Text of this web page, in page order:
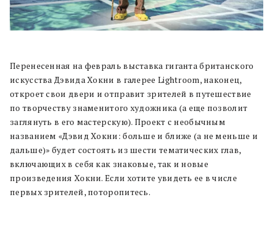
Перенесенная на февраль выставка гиганта британского
искусства Дэвида Хокни в галерее Lightroom, наконец,
откроет свои двери и отправит зрителей в путешествие
по творчеству знаменитого художника (а еще позволит
заглянуть в его мастерскую). Проект с необычным
названием «Дэвид Хокни: больше и ближе (а не меньше и
дальше)» будет состоять из шести тематических глав,
включающих в себя как знаковые, так и новые
произведения Хокни. Если хотите увидеть ее в числе
первых зрителей, поторопитесь.